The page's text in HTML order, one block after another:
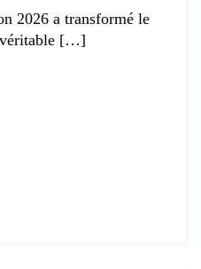
2026 a transformé le